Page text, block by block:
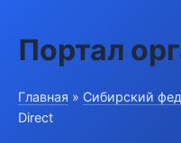
Портал
Главная » Сибирский
Direct